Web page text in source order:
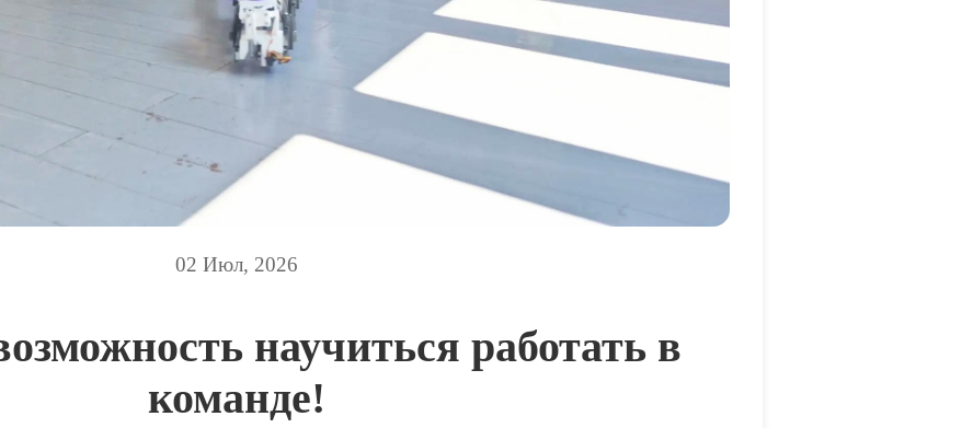
02 Июл, 2026
научиться работать в
команде!